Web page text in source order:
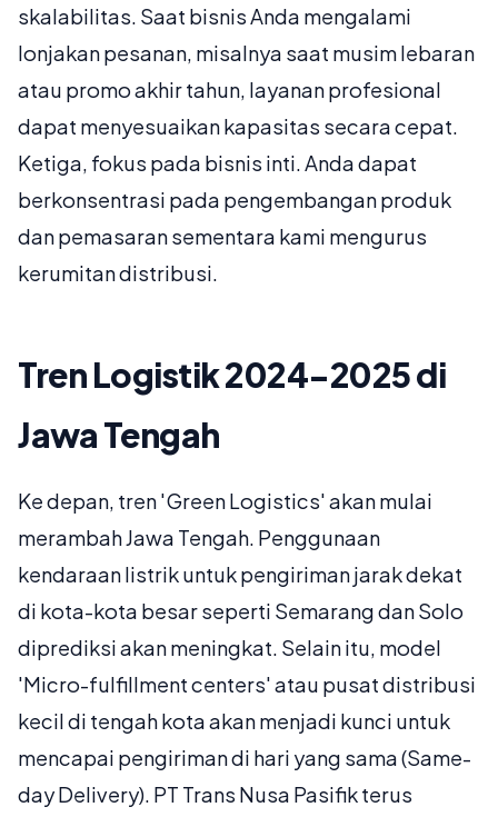
skalabilitas. Saat bisnis Anda mengalami
lonjakan pesanan, misalnya saat musim lebaran
atau promo akhir tahun, layanan profesional
dapat menyesuaikan kapasitas secara cepat.
Ketiga, fokus pada bisnis inti. Anda dapat
berkonsentrasi pada pengembangan produk
dan pemasaran sementara kami mengurus
kerumitan distribusi.
Tren Logistik 2024-2025 di
Jawa Tengah
Ke depan, tren 'Green Logistics' akan mulai
merambah Jawa Tengah. Penggunaan
kendaraan listrik untuk pengiriman jarak dekat
di kota-kota besar seperti Semarang dan Solo
diprediksi akan meningkat. Selain itu, model
'Micro-fulfillment centers' atau pusat distribusi
kecil di tengah kota akan menjadi kunci untuk
mencapai pengiriman di hari yang sama (Same-
day Delivery). PT Trans Nusa Pasifik terus